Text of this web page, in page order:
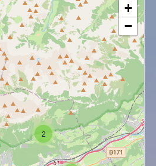
2
+
−